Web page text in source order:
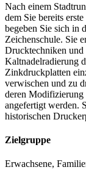
Nach einem
dem Sie bereits
begeben Sie sich in
Zeichenschule. Sie
Drucktechniken und
Kaltnadelradierung
Zinkdruckplatten
verwischen und zu
deren
angefertigt werden.
historischen
Zielgruppe
Erwachsene,